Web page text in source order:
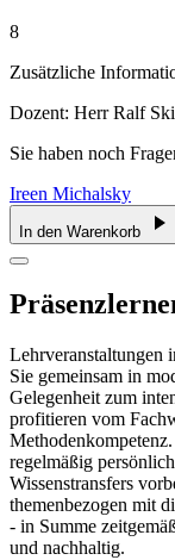
8
Zusätzliche
Dozent: Herr Ralf
Sie haben noch
Ireen Michalsky
In den Warenkorb
Lehrveranstaltungen
Sie gemeinsam in
Gelegenheit zum
profitieren vom
regelmäßig
Wissenstransfers
themenbezogen mit
- in Summe
und nachhaltig.